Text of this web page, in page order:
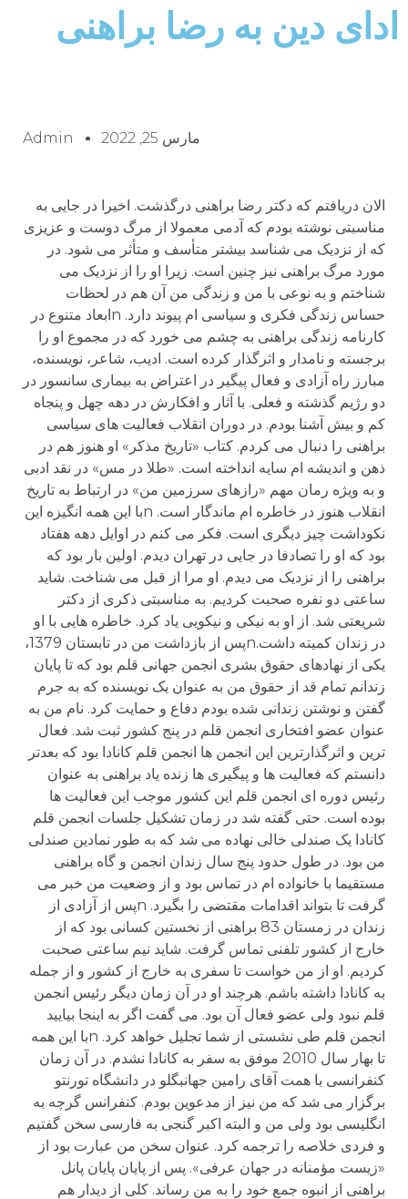
ادای دین به رضا براهنی
مارس 25, 2022 Admin
الان دریافتم که دکتر رضا براهنی درگذشت. اخیرا در جایی به
مناسبتی نوشته بودم که آدمی معمولا از مرگ دوست و عزیزی
که از نزدیک می شناسد بیشتر متأسف و متأثر می شود. در
مورد مرگ براهنی نیز چنین است. زیرا او را از نزدیک می
شناختم و به نوعی با من و زندگی من آن هم در لحظات
حساس زندگی فکری و سیاسی ام پیوند دارد. nابعاد متنوع در
کارنامه زندگی براهنی به چشم می خورد که در مجموع او را
برجسته و نامدار و اثرگذار کرده است. ادیب، شاعر، نویسنده،
مبارز راه آزادی و فعال پیگیر در اعتراض به بیماری سانسور در
دو رژیم گذشته و فعلی. با آثار و افکارش در دهه چهل و پنجاه
کم و بیش آشنا بودم. در دوران انقلاب فعالیت های سیاسی
براهنی را دنبال می کردم. کتاب «تاریخ مذکر» او هنوز هم در
ذهن و اندیشه ام سایه انداخته است. «طلا در مس» در نقد ادبی
و به ویژه رمان مهم «رازهای سرزمین من» در ارتباط به تاریخ
انقلاب هنوز در خاطره ام ماندگار است. nبا این همه انگیزه این
نکوداشت چیز دیگری است. فکر می کنم در اوایل دهه هفتاد
بود که او را تصادفا در جایی در تهران دیدم. اولین بار بود که
براهنی را از نزدیک می دیدم. او مرا از قبل می شناخت. شاید
ساعتی دو نفره صحبت کردیم. به مناسبتی ذکری از دکتر
شریعتی شد. از او به نیکی و نیکویی یاد کرد. خاطره هایی با او
در زندان کمیته داشت.nپس از بازداشت من در تابستان 1379،
یکی از نهادهای حقوق بشری انجمن جهانی قلم بود که تا پایان
زندانم تمام قد از حقوق من به عنوان یک نویسنده که به جرم
گفتن و نوشتن زندانی شده بودم دفاع و حمایت کرد. نام من به
عنوان عضو افتخاری انجمن قلم در پنج کشور ثبت شد. فعال
ترین و اثرگذارترین این انجمن ها انجمن قلم کانادا بود که بعدتر
دانستم که فعالیت ها و پیگیری ها زنده یاد براهنی به عنوان
رئیس دوره ای انجمن قلم این کشور موجب این فعالیت ها
بوده است. حتی گفته شد در زمان تشکیل جلسات انجمن قلم
کانادا یک صندلی خالی نهاده می شد که به طور نمادین صندلی
من بود. در طول حدود پنج سال زندان انجمن و گاه براهنی
مستقیما با خانواده ام در تماس بود و از وضعیت من خبر می
گرفت تا بتواند اقدامات مقتضی را بگیرد. nپس از آزادی از
زندان در زمستان 83 براهنی از نخستین کسانی بود که از
خارج از کشور تلفنی تماس گرفت. شاید نیم ساعتی صحبت
کردیم. او از من خواست تا سفری به خارج از کشور و از جمله
به کانادا داشته باشم. هرچند او در آن زمان دیگر رئیس انجمن
قلم نبود ولی عضو فعال آن بود. می گفت اگر به اینجا بیایید
انجمن قلم طی نشستی از شما تجلیل خواهد کرد. nبا این همه
تا بهار سال 2010 موفق به سفر به کانادا نشدم. در آن زمان
کنفرانسی با همت آقای رامین جهانبگلو در دانشگاه تورنتو
برگزار می شد که من نیز از مدعوین بودم. کنفرانس گرچه به
انگلیسی بود ولی من و البته اکبر گنجی به فارسی سخن گفتیم
و فردی خلاصه را ترجمه کرد. عنوان سخن من عبارت بود از
«زیست مؤمنانه در جهان عرفی». پس از پایان پایان پانل
براهنی از انبوه جمع خود را به من رساند. کلی از دیدار هم